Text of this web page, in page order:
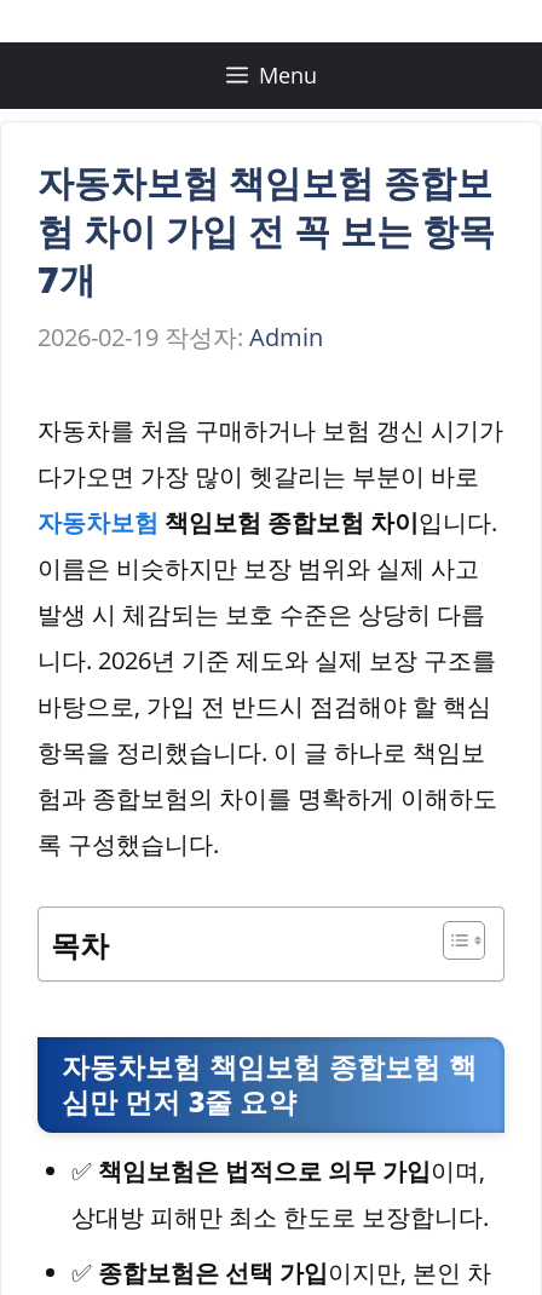
츠
Menu
자동차보험 책임보험 종합보
험 차이 가입 전 꼭 보는 항목
7개
2026-02-19 작성자: Admin
자동차를 처음 구매하거나 보험 갱신 시기가
다가오면 가장 많이 헷갈리는 부분이 바로
자동차보험 책임보험 종합보험 차이입니다.
이름은 비슷하지만 보장 범위와 실제 사고
발생 시 체감되는 보호 수준은 상당히 다릅
니다. 2026년 기준 제도와 실제 보장 구조를
바탕으로, 가입 전 반드시 점검해야 할 핵심
항목을 정리했습니다. 이 글 하나로 책임보
험과 종합보험의 차이를 명확하게 이해하도
록 구성했습니다.
목차
자동차보험 책임보험 종합보험 핵
심만 먼저 3줄 요약
✅ 책임보험은 법적으로 의무 가입이며,
상대방 피해만 최소 한도로 보장합니다.
✅ 종합보험은 선택 가입이지만, 본인 차